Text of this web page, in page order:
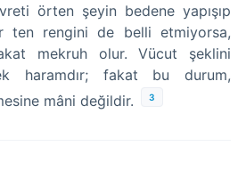
örten şeyin bedene yapışıp
ten rengini de belli etmiyorsa,
mekruh olur. Vücut şeklini
haramdır; fakat bu durum,
mâni değildir.
3